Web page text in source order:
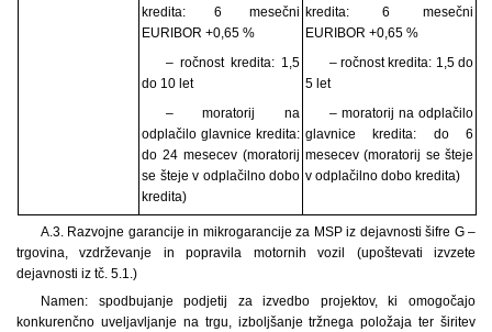
kredita: 6 mesečni
EURIBOR +0,65 %
kredita: 6 mesečni
EURIBOR +0,65 %
– ročnost kredita: 1,5
do 10 let
– ročnost kredita: 1,5 do
5 let
– moratorij na
odplačilo glavnice kredita:
do 24 mesecev (moratorij
se šteje v odplačilno dobo
kredita)
– moratorij na odplačilo
glavnice kredita: do 6
mesecev (moratorij se šteje
v odplačilno dobo kredita)
A.3. Razvojne garancije in mikrogarancije za MSP iz dejavnosti šifre G –
trgovina, vzdrževanje in popravila motornih vozil (upoštevati izvzete
dejavnosti iz tč. 5.1.)
Namen: spodbujanje podjetij za izvedbo projektov, ki omogočajo
konkurenčno uveljavljanje na trgu, izboljšanje tržnega položaja ter širitev